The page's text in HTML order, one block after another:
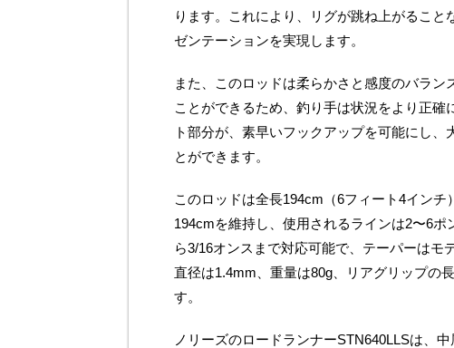
ります。これにより、リグが跳ね上がるこ
ゼンテーションを実現します。
また、このロッドは柔らかさと感度のバラ
ことができるため、釣り手は状況をより正
ト部分が、素早いフックアップを可能にし
とができます。
このロッドは全長194cm（6フィート4イン
194cmを維持し、使用されるラインは2〜6
ら3/16オンスまで対応可能で、テーパーは
直径は1.4mm、重量は80g、リアグリップの
す。
ノリーズのロードランナーSTN640LLSは、